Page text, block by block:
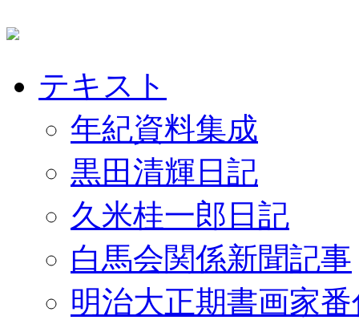
テキスト
年紀資料集成
黒田清輝日記
久米桂一郎日記
白馬会関係新聞記事
明治大正期書画家